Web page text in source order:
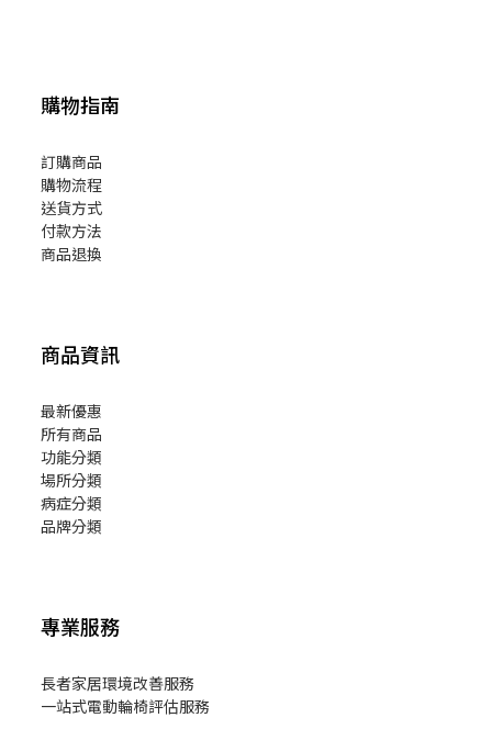
購物指南
訂購商品
購物流程
送貨方式
付款方法
商品退換
商品資訊
最新優惠
所有商品
功能分類
場所分類
病症分類
品牌分類
專業服務
長者家居環境改善服務
一站式電動輪椅評估服務